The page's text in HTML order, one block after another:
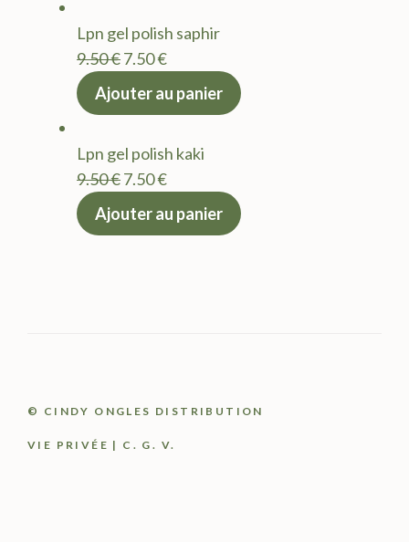
9.50 €.7.50 €.
Lpn gel polish saphir
9.50€Le
prix
9.50 €.
7.50€Le
actuel
7.50 €.
Ajouter au panier
Lpn gel polish kaki
9.50€Le
prix
7.50€Le
actuel
Ajouter au panier
© CINDY ONGLES DISTRIBUTION
VIE PRIVÉE | C. G. V.